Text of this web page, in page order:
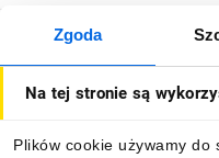
Zgoda
Na tej stronie są
Plików cookie używamy do
O firmie